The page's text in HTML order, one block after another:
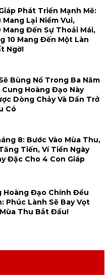
Phát Triển Mạnh Mẽ:
Lại Niềm Vui,
Mang Đến Sự Thoải Mái,
10 Mang Đến Một Làn
Ngờ!
Bùng Nổ Trong Ba Năm
Cung Hoàng Đạo Này
Dòng Chảy Và Dần Trở
Có
8: Bước Vào Mùa Thu,
Tiến, Ví Tiền Ngày
Đặc Cho 4 Con Giáp
Hoàng Đạo Chính Đều
Phúc Lành Sẽ Bay Vọt
Thu Bắt Đầu!